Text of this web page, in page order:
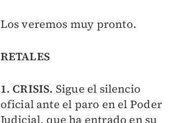
Los veremos muy pronto.
RETALES
1. CRISIS. Sigue el silencio
oficial ante el paro en el Poder
Judicial, que ha entrado en su